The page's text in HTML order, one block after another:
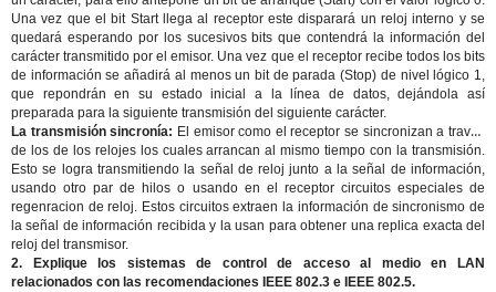
Una vez que el bit Start llega al receptor este disparará un reloj interno y se
quedará esperando por los sucesivos bits que contendrá la información del
carácter transmitido por el emisor. Una vez que el receptor recibe todos los bits
de información se añadirá al menos un bit de parada (Stop) de nivel lógico 1,
que repondrán en su estado inicial a la línea de datos, dejándola así
preparada para la siguiente transmisión del siguiente carácter.
La transmisión sincronía: El emisor como el receptor se sincronizan a través
de los de los relojes los cuales arrancan al mismo tiempo con la transmisión.
Esto se logra transmitiendo la señal de reloj junto a la señal de información,
usando otro par de hilos o usando en el receptor circuitos especiales de
regenracion de reloj. Estos circuitos extraen la información de sincronismo de
la señal de información recibida y la usan para obtener una replica exacta del
reloj del transmisor.
2. Explique los sistemas de control de acceso al medio en LAN
relacionados con las recomendaciones IEEE 802.3 e IEEE 802.5.